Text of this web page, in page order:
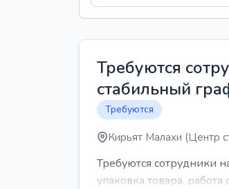
Требуются
стабильный
Требуются
Кирьят Малахи (Центр
Требуются сотрудники
упаковка товара,